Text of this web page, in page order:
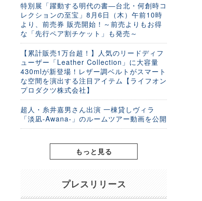
特別展「躍動する明代の書―台北・何創時コ
レクションの至宝」8月6日（木）午前10時
より、前売券 販売開始！～前売よりもお得
な「先行ペア割チケット」も発売～
【累計販売1万台超！】人気のリードディフ
ューザー「Leather Collection」に大容量
430mlが新登場！レザー調ベルトがスマート
な空間を演出する注目アイテム【ライフオン
プロダクツ株式会社】
超人・糸井嘉男さん出演 一棟貸しヴィラ
「淡凪-Awana-」のルームツアー動画を公開
もっと見る
プレスリリース